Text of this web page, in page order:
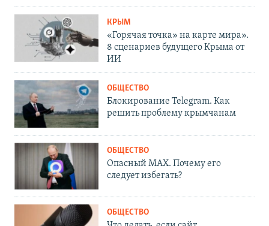
КРЫМ
«Горячая точка» на карте мира».
8 сценариев будущего Крыма от
ИИ
ОБЩЕСТВО
Блокирование Telegram. Как
решить проблему крымчанам
ОБЩЕСТВО
Опасный MAX. Почему его
следует избегать?
ОБЩЕСТВО